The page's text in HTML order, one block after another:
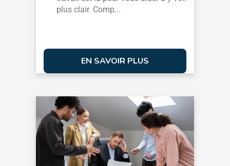
plus clair. Comp...
EN SAVOIR PLUS